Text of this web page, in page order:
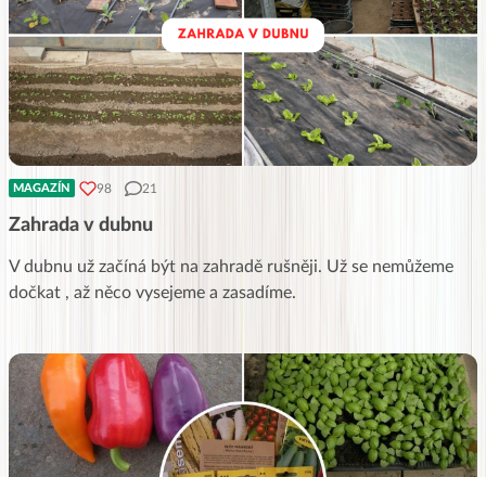
MAGAZÍN 98 21
Zahrada v dubnu
V dubnu už začíná být na zahradě rušněji. Už se nemůžeme
dočkat , až něco vysejeme a zasadíme.